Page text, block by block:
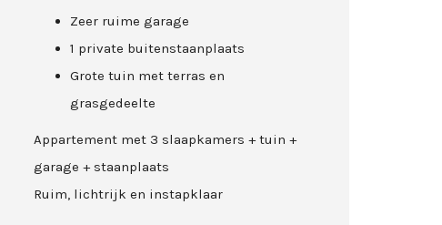
Zeer ruime garage
1 private buitenstaanplaats
Grote tuin met terras en
grasgedeelte
Appartement met 3 slaapkamers + tuin +
garage + staanplaats
Ruim, lichtrijk en instapklaar